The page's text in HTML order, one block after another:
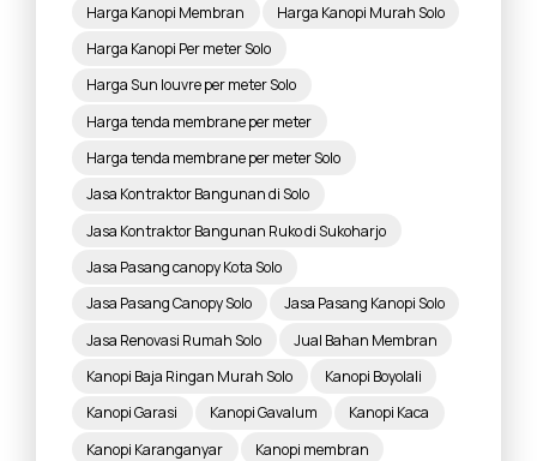
Harga Kanopi Membran
Harga Kanopi Murah Solo
Harga Kanopi Per meter Solo
Harga Sun louvre per meter Solo
Harga tenda membrane per meter
Harga tenda membrane per meter Solo
Jasa Kontraktor Bangunan di Solo
Jasa Kontraktor Bangunan Ruko di Sukoharjo
Jasa Pasang canopy Kota Solo
Jasa Pasang Canopy Solo
Jasa Pasang Kanopi Solo
Jasa Renovasi Rumah Solo
Jual Bahan Membran
Kanopi Baja Ringan Murah Solo
Kanopi Boyolali
Kanopi Garasi
Kanopi Gavalum
Kanopi Kaca
Kanopi Karanganyar
Kanopi membran